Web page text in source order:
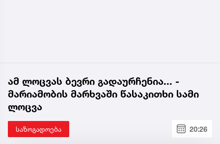
ამ ლოცვას ბევრი გადაურჩენია... -
მარიამობის მარხვაში წასაკითხი სამი
ლოცვა
საზოგადოება 20:26